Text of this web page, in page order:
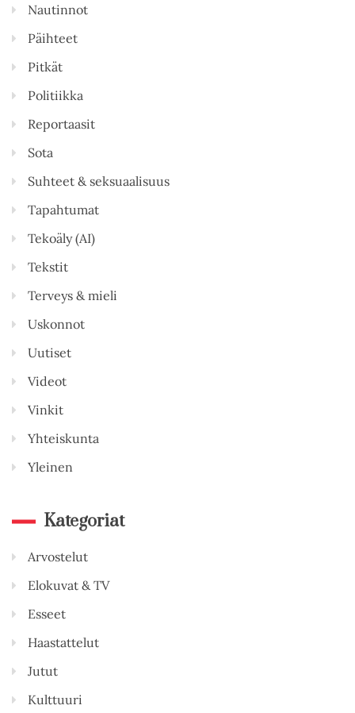
Nautinnot
Päihteet
Pitkät
Politiikka
Reportaasit
Sota
Suhteet & seksuaalisuus
Tapahtumat
Tekoäly (AI)
Tekstit
Terveys & mieli
Uskonnot
Uutiset
Videot
Vinkit
Yhteiskunta
Yleinen
Kategoriat
Arvostelut
Elokuvat & TV
Esseet
Haastattelut
Jutut
Kulttuuri